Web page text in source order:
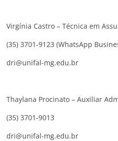
Virgínia Castro – Técnica em
(35) 3701-9123 (WhatsApp
dri@unifal-mg.edu.br
Thaylana Procinato – Auxiliar
(35) 3701-9013
dri@unifal-mg.edu.br